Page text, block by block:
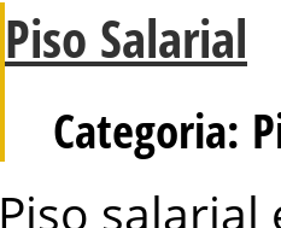
Piso Salarial
Categoria:
Piso